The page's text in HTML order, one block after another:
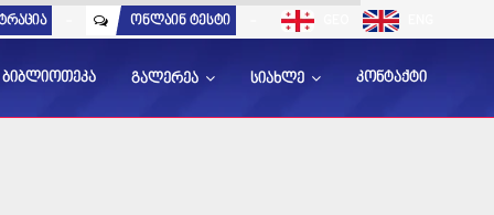
ონლაინ ტესტი
ბიბლიოთეკა გალერეა სიახლე კონტაქტი